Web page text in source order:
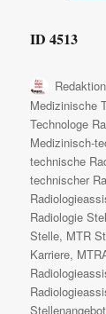
ID 4513
Autor
Medizinische
Technologe
Medizinisch-
technische
technischer
Radiologie
Stelle, MTR
Karriere,